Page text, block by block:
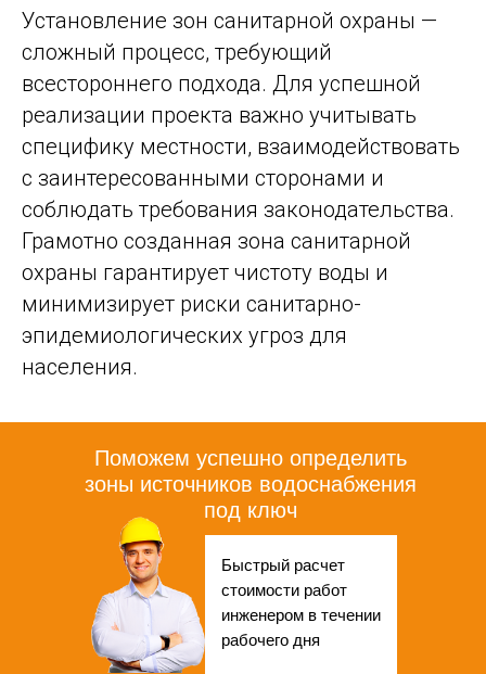
Установление зон санитарной охраны —
сложный процесс, требующий
всестороннего подхода. Для успешной
реализации проекта важно учитывать
специфику местности, взаимодействовать
с заинтересованными сторонами и
соблюдать требования законодательства.
Грамотно созданная зона санитарной
охраны гарантирует чистоту воды и
минимизирует риски санитарно-
эпидемиологических угроз для
населения.
Поможем успешно определить
зоны источников водоснабжения
под ключ
Быстрый расчет
стоимости работ
инженером в течении
рабочего дня